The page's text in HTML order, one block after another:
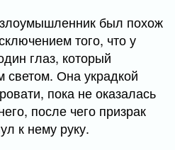
был похож
того, что у
глаз, который
светом. Она украдкой
пока не оказалась
после чего призрак
к нему руку.